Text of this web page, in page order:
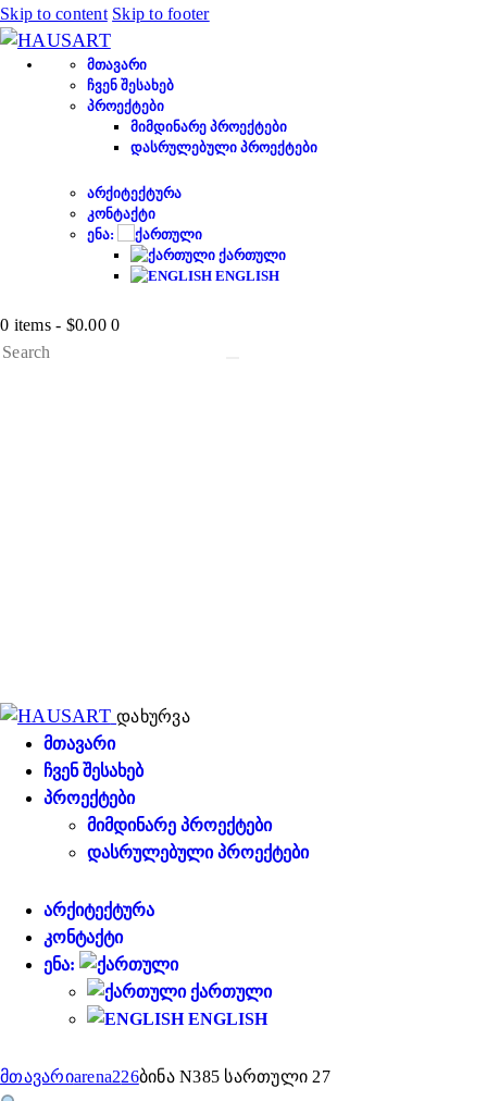
Skip to content Skip to footer
ᲛᲗᲐᲕᲐᲠᲘ
ᲩᲕᲔᲜ ᲨᲔᲡᲐᲮᲔᲑ
ᲞᲠᲝᲔᲥᲢᲔᲑᲘ
ᲛᲘᲛᲓᲘᲜᲐᲠᲔ ᲞᲠᲝᲔᲥᲢᲔᲑᲘ
ᲓᲐᲡᲠᲣᲚᲔᲑᲣᲚᲘ ᲞᲠᲝᲔᲥᲢᲔᲑᲘ
ᲐᲠᲥᲘᲢᲔᲥᲢᲣᲠᲐ
ᲙᲝᲜᲢᲐᲥᲢᲘ
ᲔᲜᲐ:
ᲥᲐᲠᲗᲣᲚᲘ
ENGLISH
0 items- $0.00 0
დახურვა
ᲛᲗᲐᲕᲐᲠᲘ
ᲩᲕᲔᲜ ᲨᲔᲡᲐᲮᲔᲑ
ᲞᲠᲝᲔᲥᲢᲔᲑᲘ
ᲛᲘᲛᲓᲘᲜᲐᲠᲔ ᲞᲠᲝᲔᲥᲢᲔᲑᲘ
ᲓᲐᲡᲠᲣᲚᲔᲑᲣᲚᲘ ᲞᲠᲝᲔᲥᲢᲔᲑᲘ
ᲐᲠᲥᲘᲢᲔᲥᲢᲣᲠᲐ
ᲙᲝᲜᲢᲐᲥᲢᲘ
ᲔᲜᲐ:
ᲥᲐᲠᲗᲣᲚᲘ
ENGLISH
მთავარიarena226ბინა N385 სართული 27